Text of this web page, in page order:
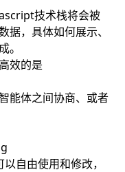
技术栈将会被
据，具体如何展示、
。
效的是
能体之间协商、或者
自由使用和修改，